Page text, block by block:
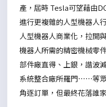
產，屆時 Tesla可望藉由
進行更複雜的人型機器人
人型機器人商業化，拉開
機器人所需的精密機械零
部件廠直得、上銀，諧波
系統整合廠所羅門……等
角逐訂單，但最終花落誰